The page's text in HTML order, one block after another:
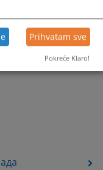
Prihvatam sve
Pokreće Klaro!